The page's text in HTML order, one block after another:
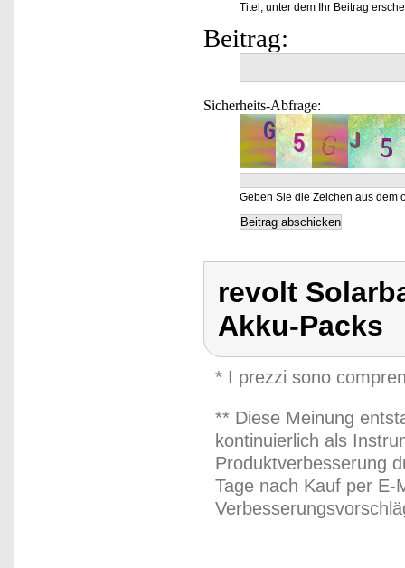
Titel, unter dem Ihr Beitrag
Beitrag:
Sicherheits-Abfrage:
Geben Sie die Zeichen aus dem
revolt
Akku-Packs
* I prezzi sono
** Diese Meinung
kontinuierlich als
Produktverbesserung
Tage nach Kauf per E-